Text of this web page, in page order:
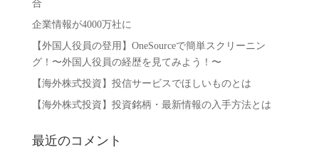
合
企業情報が4000万社に
【外国人役員の登用】OneSourceで簡単スクリーニン
グ！〜外国人役員の経歴を見てみよう！〜
【海外株式投資】投信サービスでほしいものとは
【海外株式投資】投資銘柄・最新情報の入手方法とは
最近のコメント